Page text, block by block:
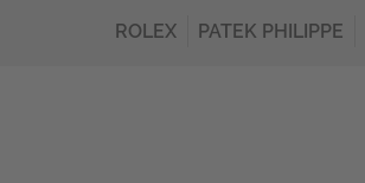
ROLEX PATEK PHILIPPE